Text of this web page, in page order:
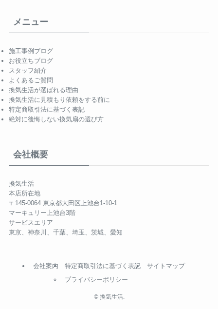
メニュー
施工事例ブログ
お役立ちブログ
スタッフ紹介
よくあるご質問
換気生活が選ばれる理由
換気生活に見積もり依頼をする前に
特定商取引法に基づく表記
絶対に後悔しない換気扇の選び方
会社概要
換気生活
本店所在地
〒145-0064 東京都大田区上池台1-10-1
マーキュリー上池台3階
サービスエリア
東京、神奈川、千葉、埼玉、茨城、愛知
会社案内
特定商取引法に基づく表記
プライバシーポリシー
サイトマップ
©換気生活.